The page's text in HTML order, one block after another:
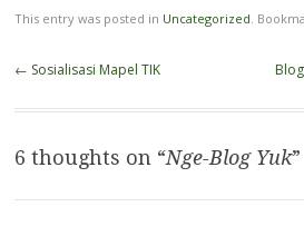
sebagai salah satu ajang
aktualisasi dan apresiasi di
semua media menyediakan
opini (bisa dengan nama
lain untuk sejumlah media),
This entry was posted in Uncategorized.
Post
← Sosialisasi Mapel TIK
6 thoughts on “Nge-Blog Yuk”